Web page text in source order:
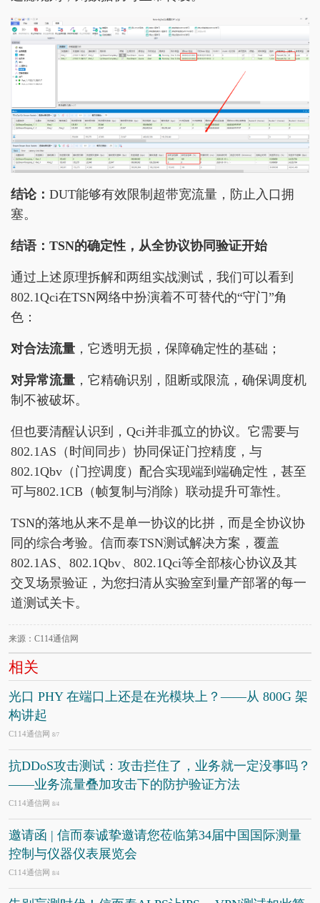
结论： DUT能够有效限制超带宽流量，防止入口拥
塞。
结语：TSN的确定性，从全协议协同验证开始
通过上述原理拆解和两组实战测试，我们可以看到
802.1Qci在TSN网络中扮演着不可替代的“守门”角
色：
对合法流量 ，它透明无损，保障确定性的基础；
对异常流量 ，它精确识别，阻断或限流，确保调度机
制不被破坏。
但也要清醒认识到，Qci并非孤立的协议。它需要与
802.1AS（时间同步）协同保证门控精度，与
802.1Qbv（门控调度）配合实现端到端确定性，甚至
可与802.1CB（帧复制与消除）联动提升可靠性。
TSN的落地从来不是单一协议的比拼，而是全协议协
同的综合考验。信而泰TSN测试解决方案，覆盖
802.1AS、802.1Qbv、802.1Qci等全部核心协议及其
交叉场景验证，为您扫清从实验室到量产部署的每一
道测试关卡。
来源：C114通信网
相关
光口 PHY 在端口上还是在光模块上？——从 800G 架
构讲起
C114通信网 8/7
抗DDoS攻击测试：攻击拦住了，业务就一定没事吗？
——业务流量叠加攻击下的防护验证方法
C114通信网 8/4
邀请函 | 信而泰诚挚邀请您莅临第34届中国国际测量
控制与仪器仪表展览会
C114通信网 8/4